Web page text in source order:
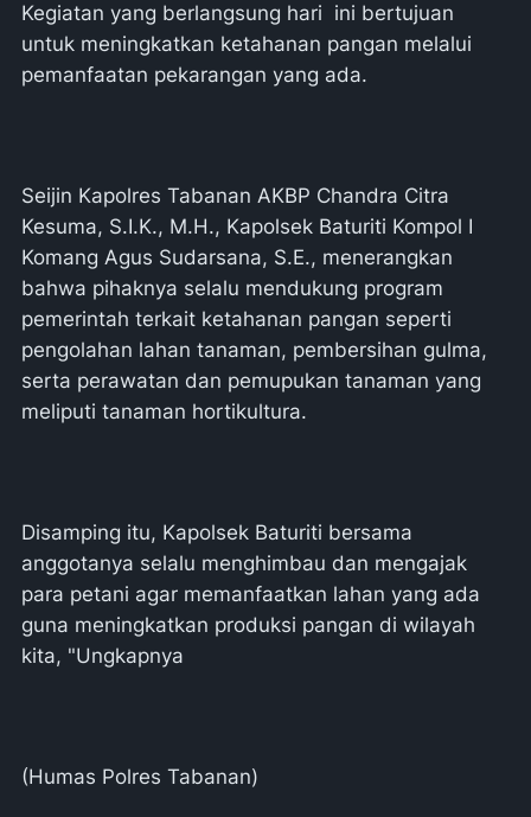
Kegiatan yang berlangsung hari ini bertujuan
untuk meningkatkan ketahanan pangan melalui
pemanfaatan pekarangan yang ada.
Seijin Kapolres Tabanan AKBP Chandra Citra
Kesuma, S.I.K., M.H., Kapolsek Baturiti Kompol I
Komang Agus Sudarsana, S.E., menerangkan
bahwa pihaknya selalu mendukung program
pemerintah terkait ketahanan pangan seperti
pengolahan lahan tanaman, pembersihan gulma,
serta perawatan dan pemupukan tanaman yang
meliputi tanaman hortikultura.
Disamping itu, Kapolsek Baturiti bersama
anggotanya selalu menghimbau dan mengajak
para petani agar memanfaatkan lahan yang ada
guna meningkatkan produksi pangan di wilayah
kita, "Ungkapnya
(Humas Polres Tabanan)